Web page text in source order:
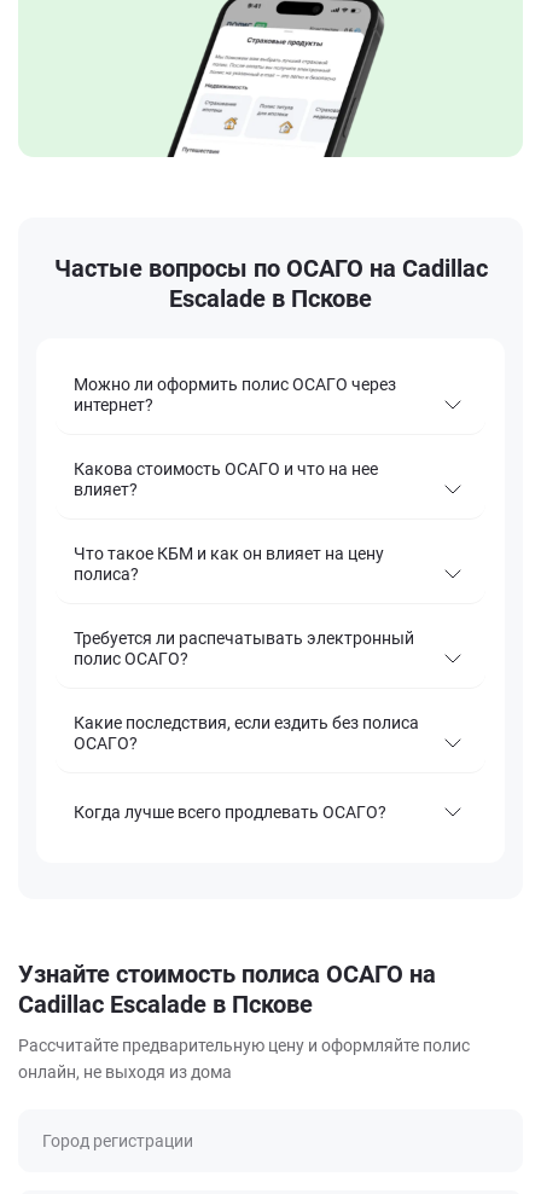
Частые вопросы по ОСАГО на Cadillac
Escalade в Пскове
Можно ли оформить полис ОСАГО через
интернет?
Какова стоимость ОСАГО и что на нее
влияет?
Что такое КБМ и как он влияет на цену
полиса?
Требуется ли распечатывать электронный
полис ОСАГО?
Какие последствия, если ездить без полиса
ОСАГО?
Когда лучше всего продлевать ОСАГО?
Узнайте стоимость полиса ОСАГО на
Cadillac Escalade в Пскове
Рассчитайте предварительную цену и оформляйте полис
онлайн, не выходя из дома
Город регистрации